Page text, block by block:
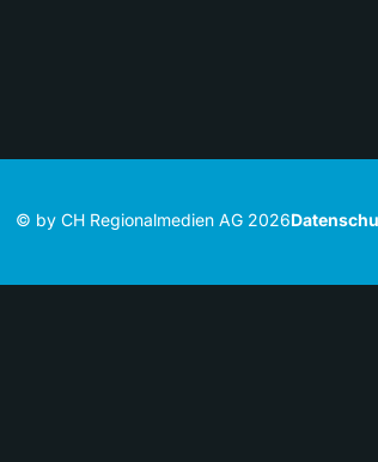
© by CH Regionalmedien AG 2026